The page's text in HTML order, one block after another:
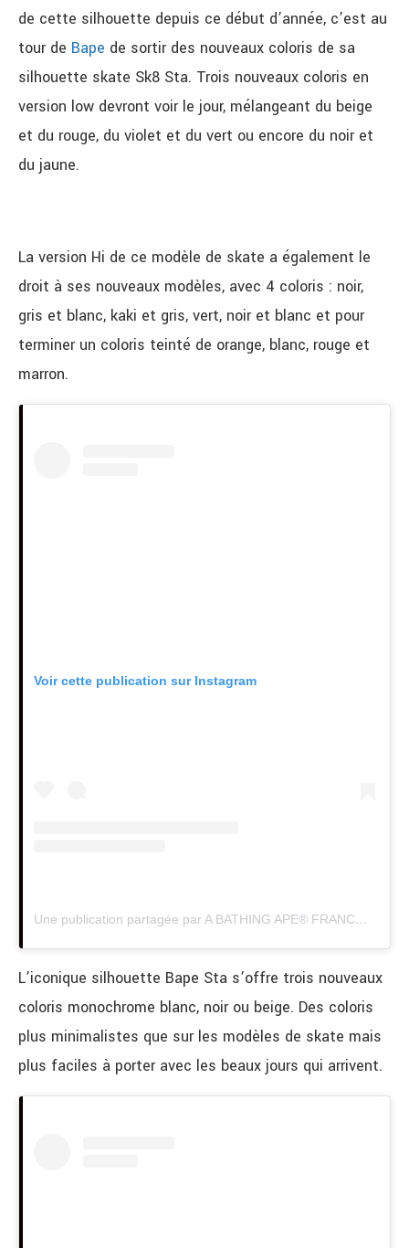
de cette silhouette depuis ce début d’année, c’est au
tour de Bape de sortir des nouveaux coloris de sa
silhouette skate Sk8 Sta. Trois nouveaux coloris en
version low devront voir le jour, mélangeant du beige
et du rouge, du violet et du vert ou encore du noir et
du jaune.
La version Hi de ce modèle de skate a également le
droit à ses nouveaux modèles, avec 4 coloris : noir,
gris et blanc, kaki et gris, vert, noir et blanc et pour
terminer un coloris teinté de orange, blanc, rouge et
marron.
Voir cette publication sur Instagram
Une publication partagée par A BATHING APE® FRANCE (@bape__france)
L’iconique silhouette Bape Sta s’offre trois nouveaux
coloris monochrome blanc, noir ou beige. Des coloris
plus minimalistes que sur les modèles de skate mais
plus faciles à porter avec les beaux jours qui arrivent.